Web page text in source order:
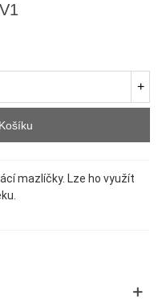
+
mazlíčky. Lze ho využít